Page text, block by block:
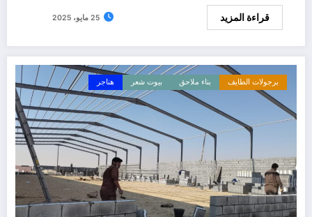
قراءة المزيد 25 مايو، 2025
برجولات الطايف بناء ملاحق بيوت شعر هناجر